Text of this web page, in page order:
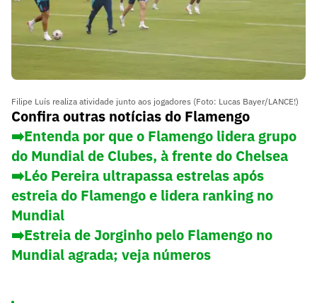
Filipe Luís realiza atividade junto aos jogadores (Foto: Lucas Bayer/LANCE!)
Confira outras notícias do Flamengo
➡️Entenda por que o Flamengo lidera grupo
do Mundial de Clubes, à frente do Chelsea
➡️Léo Pereira ultrapassa estrelas após
estreia do Flamengo e lidera ranking no
Mundial
➡️Estreia de Jorginho pelo Flamengo no
Mundial agrada; veja números